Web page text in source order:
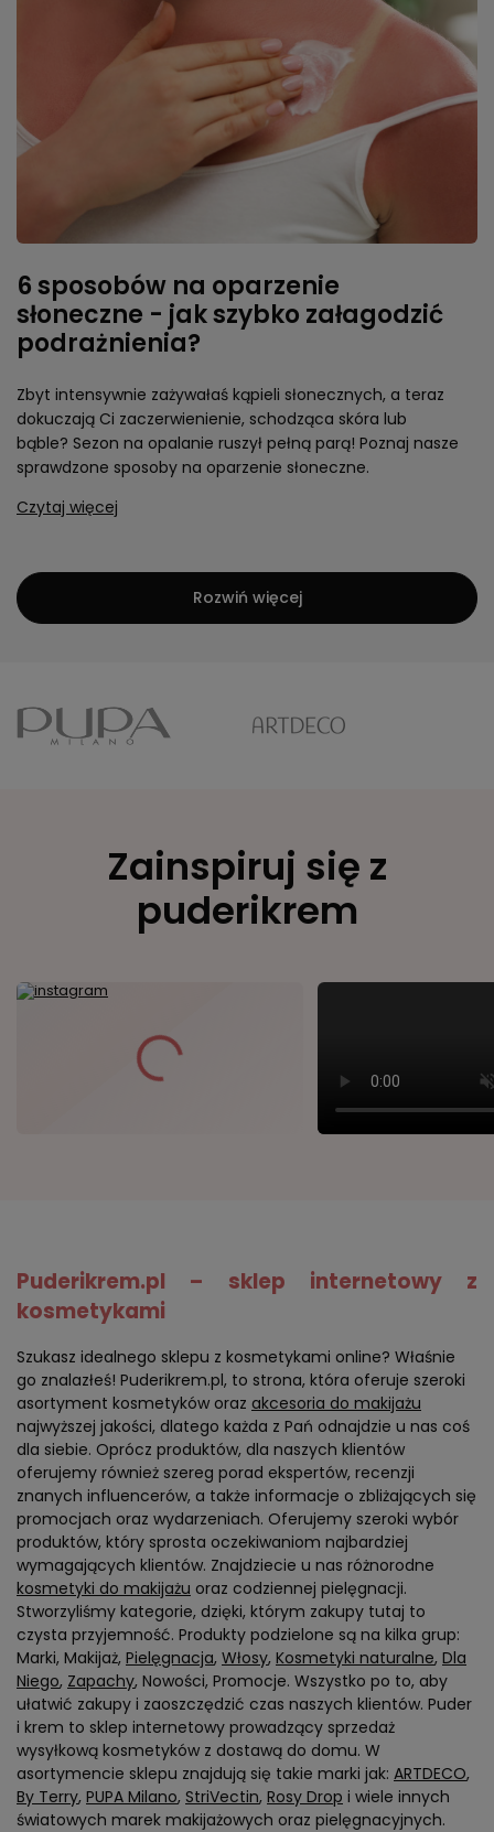
6 sposobów na oparzenie
słoneczne - jak szybko załagodzić
podrażnienia?
Zbyt intensywnie zażywałaś kąpieli słonecznych, a teraz
dokuczają Ci zaczerwienienie, schodząca skóra lub
bąble? Sezon na opalanie ruszył pełną parą! Poznaj nasze
sprawdzone sposoby na oparzenie słoneczne.
Czytaj więcej
Rozwiń więcej
Zainspiruj się z
puderikrem
Puderikrem.pl – sklep internetowy z
kosmetykami
Szukasz idealnego sklepu z kosmetykami online? Właśnie
go znalazłeś! Puderikrem.pl, to strona, która oferuje szeroki
asortyment kosmetyków oraz akcesoria do makijażu
najwyższej jakości, dlatego każda z Pań odnajdzie u nas coś
dla siebie. Oprócz produktów, dla naszych klientów
oferujemy również szereg porad ekspertów, recenzji
znanych influencerów, a także informacje o zbliżających się
promocjach oraz wydarzeniach. Oferujemy szeroki wybór
produktów, który sprosta oczekiwaniom najbardziej
wymagających klientów. Znajdziecie u nas różnorodne
kosmetyki do makijażu oraz codziennej pielęgnacji.
Stworzyliśmy kategorie, dzięki, którym zakupy tutaj to
czysta przyjemność. Produkty podzielone są na kilka grup:
Marki, Makijaż, Pielęgnacja, Włosy, Kosmetyki naturalne, Dla
Niego, Zapachy, Nowości, Promocje. Wszystko po to, aby
ułatwić zakupy i zaoszczędzić czas naszych klientów. Puder
i krem to sklep internetowy prowadzący sprzedaż
wysyłkową kosmetyków z dostawą do domu. W
asortymencie sklepu znajdują się takie marki jak: ARTDECO,
By Terry, PUPA Milano, StriVectin, Rosy Drop i wiele innych
światowych marek makijażowych oraz pielęgnacyjnych.